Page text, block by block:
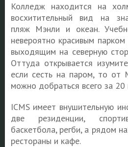
Колледж находится на
восхитительный вид на
пляж Мэнли и океан.
невероятно красивым
выходящим на северную
Оттуда открывается
если сесть на паром, то от
можно добраться всего за 20
ICMS имеет внушительную
две резиденции,
баскетбола, регби, а рядом
рестораны и кафе.